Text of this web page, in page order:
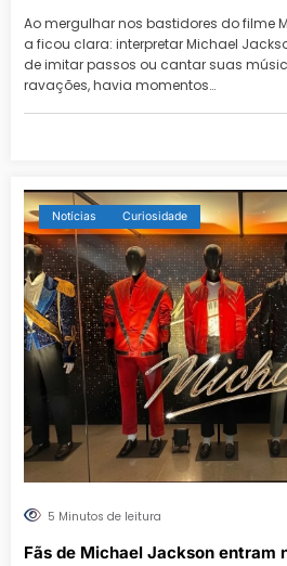
Ao mergulhar nos bastidores do filme
a ficou clara: interpretar Michael
de imitar passos ou cantar suas
ravações, havia momentos…
Notícias Curiosidade
5 Minutos de leitura
Fãs de Michael Jackson entram